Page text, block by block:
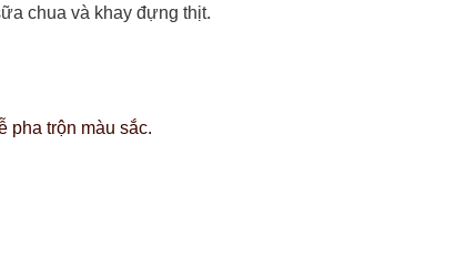
chua và khay đựng thịt.
pha trộn màu sắc.